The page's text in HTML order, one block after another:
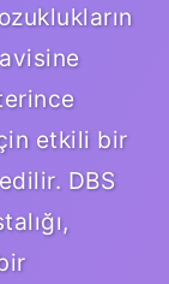
etkili bir
DBS